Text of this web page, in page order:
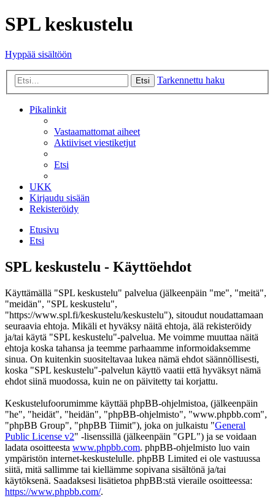
SPL keskustelu
Hyppää sisältöön
Etsi Tarkennettu haku
Pikalinkit
Vastaamattomat aiheet
Aktiiviset viestiketjut
Etsi
UKK
Kirjaudu sisään
Rekisteröidy
Etusivu
Etsi
SPL keskustelu - Käyttöehdot
Käyttämällä "SPL keskustelu" palvelua (jälkeenpäin "me", "meitä",
"meidän", "SPL keskustelu",
"https://www.spl.fi/keskustelu/keskustelu"), sitoudut noudattamaan
seuraavia ehtoja. Mikäli et hyväksy näitä ehtoja, älä rekisteröidy
ja/tai käytä "SPL keskustelu"-palvelua. Me voimme muuttaa näitä
ehtoja koska tahansa ja teemme parhaamme informoidaksemme
sinua. On kuitenkin suositeltavaa lukea nämä ehdot säännöllisesti,
koska "SPL keskustelu"-palvelun käyttö vaatii että hyväksyt nämä
ehdot siinä muodossa, kuin ne on päivitetty tai korjattu.
Keskustelufoorumimme käyttää phpBB-ohjelmistoa, (jälkeenpäin
"he", "heidät", "heidän", "phpBB-ohjelmisto", "www.phpbb.com",
"phpBB Group", "phpBB Tiimit"), joka on julkaistu "General
Public License v2" -lisenssillä (jälkeenpäin "GPL") ja se voidaan
ladata osoitteesta www.phpbb.com. phpBB-ohjelmisto luo vain
ympäristön internet-keskustelulle. phpBB Limited ei ole vastuussa
siitä, mitä sallimme tai kiellämme sopivana sisältönä ja/tai
käytöksenä. Saadaksesi lisätietoa phpBB:stä vieraile osoitteessa:
https://www.phpbb.com/.